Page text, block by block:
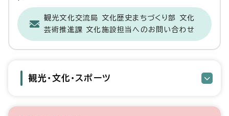
観光文化交流局 文化歴史まちづくり部 文化
芸術推進課 文化施設担当へのお問い合わせ
観光・文化・スポーツ